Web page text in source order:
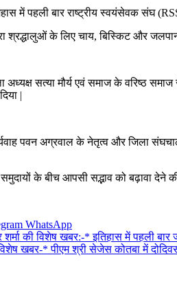
में पहली बार राष्ट्रीय स्वयंसेवक संघ
श्रद्धालुओं के लिए चाय, बिस्किट और
अध्यक्ष सत्या मौर्य एवं समाज के वरिष्ठ
|
पवन अग्रवाल के नेतृत्व और जिला
के बीच आपसी सद्भाव को बढ़ावा
WhatsApp
शर्मा की विशेष खबर:-* इतिहास में पहली
विशेष खबर-* पीएम श्री सेजेस कोतबा में